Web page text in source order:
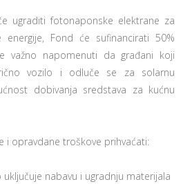
ugraditi fotonaponske elektrane za
energije, Fond će sufinancirati 50%
važno napomenuti da građani koji
vozilo i odluče se za solarnu
dobivanja sredstava za kućnu
i opravdane troškove prihvaćati:
uključuje nabavu i ugradnju materijala